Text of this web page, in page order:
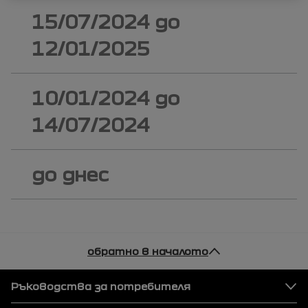
15/07/2024 до
12/01/2025
10/01/2024 до
14/07/2024
до днес
обратно в началото
Футер
Ръководства за потребителя